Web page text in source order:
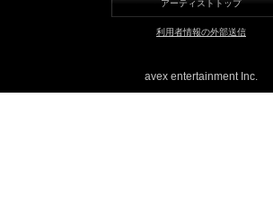
アーティストトップ
利用者情報の外部送信
avex entertainment Inc.